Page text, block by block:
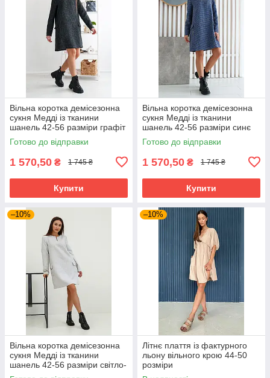
Вільна коротка демісезонна
сукня Медді із тканини
шанель 42-56 разміри графіт
Готово до відправки
1 570,50 ₴ 1 745 ₴
Купити
Вільна коротка демісезонна
сукня Медді із тканини
шанель 42-56 разміри синє
Готово до відправки
1 570,50 ₴ 1 745 ₴
Купити
–10%
Вільна коротка демісезонна
сукня Медді із тканини
шанель 42-56 разміри світло-
сіра
–10%
Літнє плаття із фактурного
льону вільного крою 44-50
розміри